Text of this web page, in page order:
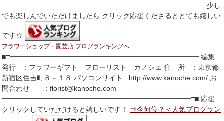
――――――――――――――――――――――――――――― 少し
でも楽しんでいただけましたら クリック応援くださるととても嬉しい
です☆
フラワーショップ・園芸店 ブログランキングへ
■□━━━━━━━━━━━━━━━━━━━━━━━━━━━ 編集
発行 : フラワーギフト フローリスト カノシェ 住 所 : 東京都
新宿区住吉町８－１８ パソコンサイト : http://www.kanoche.com/ お
問合わせ : florist@kanoche.com
━━━━━━━━━━━━━━━━━━━━━━━━━━━□■ 応援
クリックしていただけると嬉しいです！ ⇒今何位？＜人気ブログラン